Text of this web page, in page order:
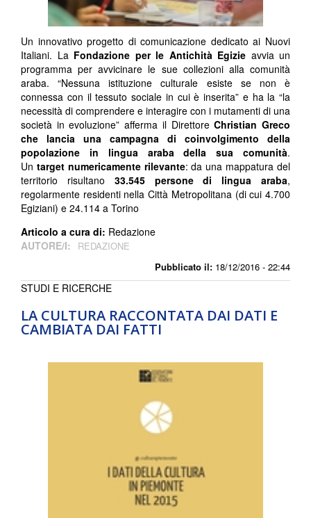
Pubblicato il: 18/12/2016 - 22:44
Un innovativo progetto di comunicazione dedicato ai Nuovi
Italiani. La Fondazione per le Antichità Egizie avvia un
programma per avvicinare le sue collezioni alla comunità
araba. “Nessuna istituzione culturale esiste se non è
connessa con il tessuto sociale in cui è inserita” e ha la “la
necessità di comprendere e interagire con i mutamenti di una
società in evoluzione” afferma il DirettoreChristian Greco
che lancia una campagna di coinvolgimento della
popolazione in lingua araba della sua comunità.
Un target numericamente rilevante: da una mappatura del
territorio risultano 33.545 persone di lingua araba,
regolarmente residenti nella Città Metropolitana (di cui 4.700
Egiziani) e 24.114 a Torino
Articolo a cura di: Redazione
AUTORE/I:
REDAZIONE
LA CULTURA RACCONTATA DAI DATI E
CAMBIATA DAI FATTI
STUDI E RICERCHE